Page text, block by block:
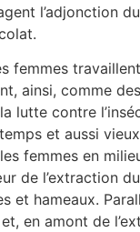
l’adjonction
femmes
ainsi, comme
lutte contre
et aussi
femmes en
de l’extraction
et hameaux.
en amont de